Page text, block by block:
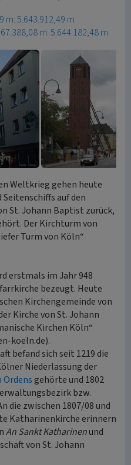
m: 5.643.912,49 m
m: 5.644.182,48 m
Weltkrieg gehen heute
auf den
St. Johann Baptist zurück,
Der Kirchturm von
Turm von Köln“
erstmals im Jahr 948
bezeugt. Heute
Kirchengemeinde von
Kirche von St. Johann
Kirchen Köln“
koeln.de).
befand sich seit 1219 die
Niederlassung der
Ordens gehörte und 1802
bzw.
die zwischen 1807/08 und
Katharinenkirche erinnern
An Sankt Katharinenund
von St. Johann